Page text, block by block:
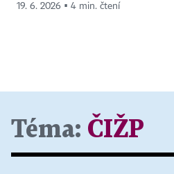
19. 6. 2026 ▪ 4 min. čtení
Téma: ČIŽP